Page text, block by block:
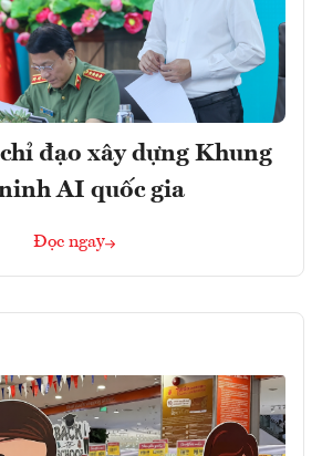
đạo xây dựng Khung
AI quốc gia
Đọc ngay